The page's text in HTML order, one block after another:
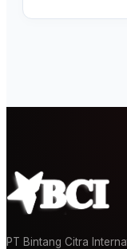
PT Bintang Citra